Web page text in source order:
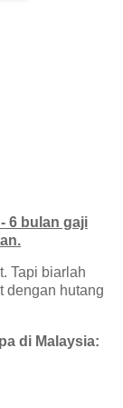
6 bulan gaji
Tapi biarlah
dengan hutang
di Malaysia: